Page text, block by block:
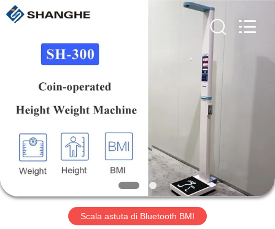
CASA.
PRODOTTI
VIDEO
SPETTACOLO
VR
2026
Zhengzhou
shanghe
Scala astuta di Bluetooth BMI